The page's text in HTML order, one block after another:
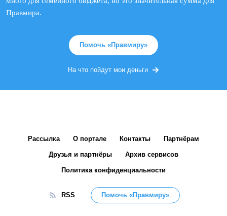
Правмира.
Помочь «Правмиру»
На что пойдут мои деньги
Рассылка О портале Контакты Партнёрам
Друзья и партнёры Архив сервисов
Политика конфиденциальности
RSS Помочь «Правмиру»